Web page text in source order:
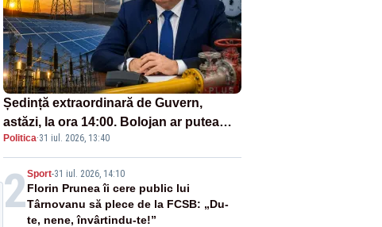
Ședință extraordinară de Guvern,
astăzi, la ora 14:00. Bolojan ar putea
decreta stare de urgență energetică
Politica·31 iul. 2026, 13:40
2Sport-31 iul. 2026, 14:10
Florin Prunea îi cere public lui
Târnovanu să plece de la FCSB: „Du-
te, nene, învârtindu-te!”